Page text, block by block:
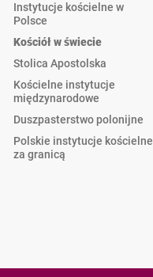
Instytucje kościelne w
Polsce
Kościół w świecie
Stolica Apostolska
Kościelne instytucje
międzynarodowe
Duszpasterstwo polonijne
Polskie instytucje kościelne
za granicą